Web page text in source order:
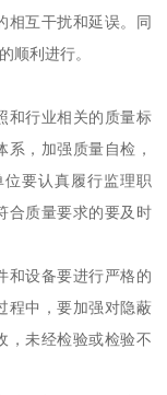
相互干扰和延误。同
顺利进行。
和行业相关的质量标
，加强质量自检，
要认真履行监理职
合质量要求的要及时
和设备要进行严格的
程中，要加强对隐蔽
，未经检验或检验不